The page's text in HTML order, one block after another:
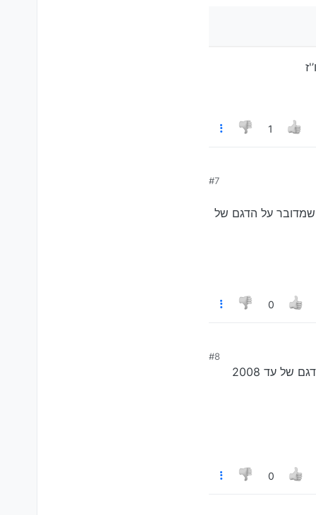
1
#7
בתחילה 500 הייתה שהוא חשב שמדובר על הדגם של
0
#8
נכון, גם אני יודע כך (אמנם לא בדקתי לאחרונה אבל לפני שנה ביררתי עבור חבר) שקורולה בדגם של עד 2008
0